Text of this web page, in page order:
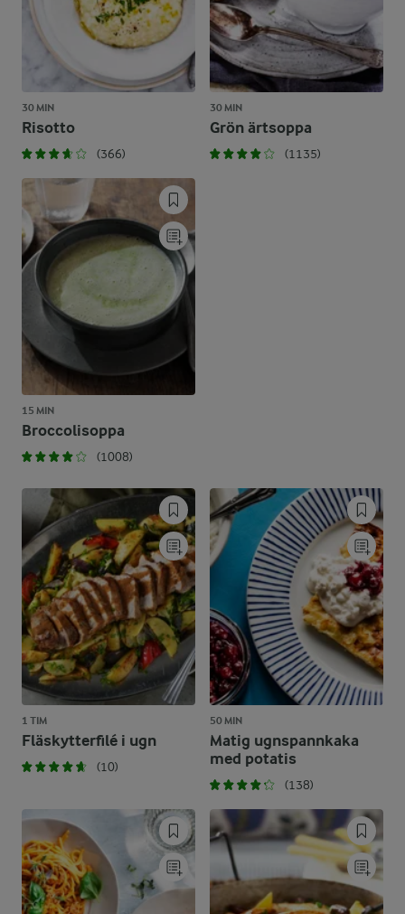
30 MIN
Risotto
(366)
30 MIN
Grön ärtsoppa
(1135)
15 MIN
Broccolisoppa
(1008)
1 TIM
Fläskytterfilé i ugn
(10)
50 MIN
Matig ugnspannkaka
med potatis
(138)